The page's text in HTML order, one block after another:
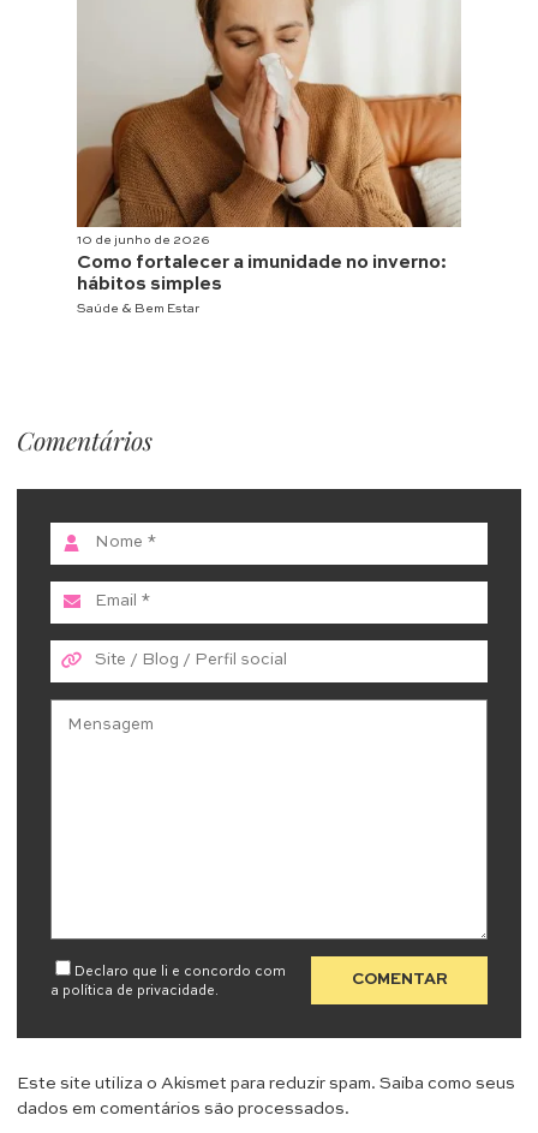
10 de junho de 2026
Como fortalecer a imunidade no inverno:
hábitos simples
Saúde & Bem Estar
Comentários
Declaro que li e concordo com
a política de privacidade.
Este site utiliza o Akismet para reduzir spam. Saiba como seus
dados em comentários são processados.